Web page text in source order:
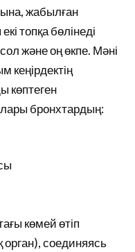
жабылған
топқа бөлінеді
және оң өкпе. Мәні
кеңірдектің
көптеген
бронхтардың:
көмей өтіп
соединяясь